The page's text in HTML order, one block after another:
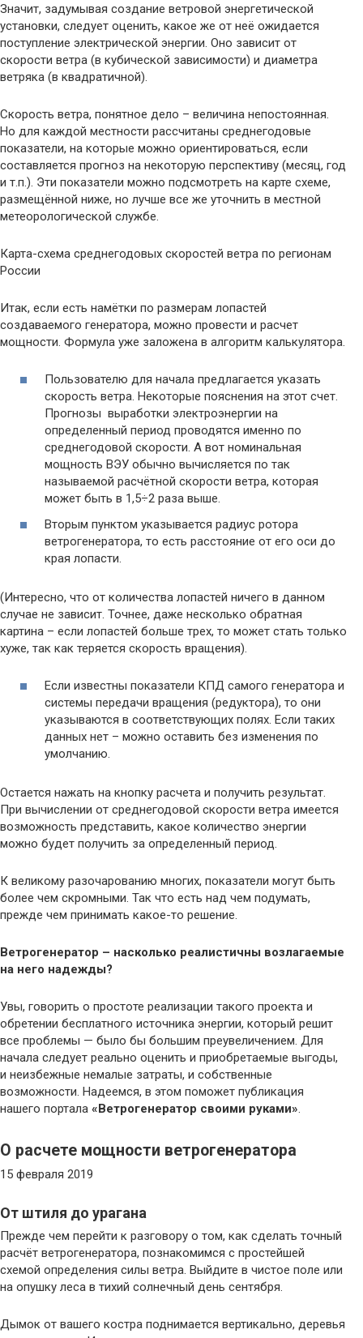
Значит, задумывая создание ветровой энергетической
установки, следует оценить, какое же от неё ожидается
поступление электрической энергии. Оно зависит от
скорости ветра (в кубической зависимости) и диаметра
ветряка (в квадратичной).
Скорость ветра, понятное дело – величина непостоянная.
Но для каждой местности рассчитаны среднегодовые
показатели, на которые можно ориентироваться, если
составляется прогноз на некоторую перспективу (месяц, год
и т.п.). Эти показатели можно подсмотреть на карте схеме,
размещённой ниже, но лучше все же уточнить в местной
метеорологической службе.
Карта-схема среднегодовых скоростей ветра по регионам
России
Итак, если есть намётки по размерам лопастей
создаваемого генератора, можно провести и расчет
мощности. Формула уже заложена в алгоритм калькулятора.
Пользователю для начала предлагается указать
скорость ветра. Некоторые пояснения на этот счет.
Прогнозы выработки электроэнергии на
определенный период проводятся именно по
среднегодовой скорости. А вот номинальная
мощность ВЭУ обычно вычисляется по так
называемой расчётной скорости ветра, которая
может быть в 1,5÷2 раза выше.
Вторым пунктом указывается радиус ротора
ветрогенератора, то есть расстояние от его оси до
края лопасти.
(Интересно, что от количества лопастей ничего в данном
случае не зависит. Точнее, даже несколько обратная
картина – если лопастей больше трех, то может стать только
хуже, так как теряется скорость вращения).
Если известны показатели КПД самого генератора и
системы передачи вращения (редуктора), то они
указываются в соответствующих полях. Если таких
данных нет – можно оставить без изменения по
умолчанию.
Остается нажать на кнопку расчета и получить результат.
При вычислении от среднегодовой скорости ветра имеется
возможность представить, какое количество энергии
можно будет получить за определенный период.
К великому разочарованию многих, показатели могут быть
более чем скромными. Так что есть над чем подумать,
прежде чем принимать какое-то решение.
Ветрогенератор – насколько реалистичны возлагаемые
на него надежды?
Увы, говорить о простоте реализации такого проекта и
обретении бесплатного источника энергии, который решит
все проблемы — было бы большим преувеличением. Для
начала следует реально оценить и приобретаемые выгоды,
и неизбежные немалые затраты, и собственные
возможности. Надеемся, в этом поможет публикация
нашего портала «Ветрогенератор своими руками».
О расчете мощности ветрогенератора
15 февраля 2019
От штиля до урагана
Прежде чем перейти к разговору о том, как сделать точный
расчёт ветрогенератора, познакомимся с простейшей
схемой определения силы ветра. Выйдите в чистое поле или
на опушку леса в тихий солнечный день сентября.
Дымок от вашего костра поднимается вертикально, деревья